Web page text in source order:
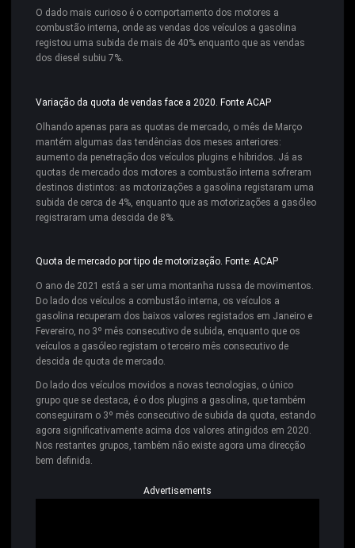
O dado mais curioso é o comportamento dos motores a
combustão interna, onde as vendas dos veículos a gasolina
registou uma subida de mais de 40% enquanto que as vendas
dos diesel subiu 7%.
Variação da quota de vendas face a 2020. Fonte ACAP
Olhando apenas para as quotas de mercado, o mês de Março
mantém algumas das tendências dos meses anteriores:
aumento da penetração dos veículos plugins e híbridos. Já as
quotas de mercado dos motores a combustão interna sofreram
destinos distintos: as motorizações a gasolina registaram uma
subida de cerca de 4%, enquanto que as motorizações a gasóleo
registraram uma descida de 8%.
Quota de mercado por tipo de motorização. Fonte: ACAP
O ano de 2021 está a ser uma montanha russa de movimentos.
Do lado dos veículos a combustão interna, os veículos a
gasolina recuperam dos baixos valores registados em Janeiro e
Fevereiro, no 3º mês consecutivo de subida, enquanto que os
veículos a gasóleo registam o terceiro mês consecutivo de
descida de quota de mercado.
Do lado dos veículos movidos a novas tecnologias, o único
grupo que se destaca, é o dos plugins a gasolina, que também
conseguiram o 3º mês consecutivo de subida da quota, estando
agora significativamente acima dos valores atingidos em 2020.
Nos restantes grupos, também não existe agora uma direcção
bem definida.
Advertisements